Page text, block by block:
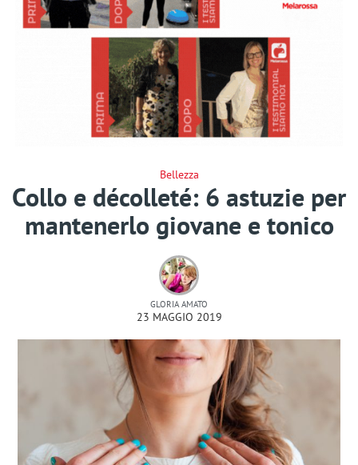
Bellezza
Collo e décolleté: 6 astuzie per
mantenerlo giovane e tonico
GLORIA AMATO
23 MAGGIO 2019